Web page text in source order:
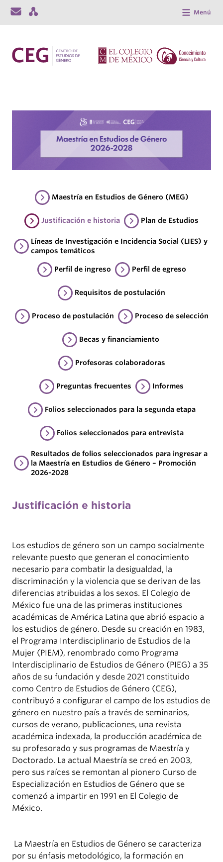
Menú
Maestría en Estudios de Género (MEG)
Justificación e historia Plan de Estudios
Líneas de Investigación e Incidencia Social (LIES) y
campos temáticos
Perfil de ingreso Perfil de egreso
Requisitos de postulación
Proceso de postulación Proceso de selección
Becas y financiamiento
Profesoras colaboradoras
Preguntas frecuentes Informes
Folios seleccionados para la segunda etapa
Folios seleccionados para entrevista
Resultados de folios seleccionados para ingresar a
la Maestría en Estudios de Género – Promoción
2026-2028
Justificación e historia
Los estudios de género son un campo socialmente
relevante puesto que generan el conocimiento
necesario para combatir la desigualdad, la
discriminación y la violencia que se derivan de las
diferencias atribuidas a los sexos. El Colegio de
México fue una de las primeras instituciones
académicas de América Latina que abrió espacio a
los estudios de género. Desde su creación en 1983,
el Programa Interdisciplinario de Estudios de la
Mujer (PIEM), renombrado como Programa
Interdisciplinario de Estudios de Género (PIEG) a 35
años de su fundación y desde 2021 constituido
como Centro de Estudios de Género (CEG),
contribuyó a configurar el campo de los estudios de
género en nuestro país a través de seminarios,
cursos de verano, publicaciones, una revista
académica indexada, la producción académica de
su profesorado y sus programas de Maestría y
Doctorado. La actual Maestría se creó en 2003,
pero sus raíces se remontan al pionero Curso de
Especialización en Estudios de Género que se
comenzó a impartir en 1991 en El Colegio de
México.
La Maestría en Estudios de Género se caracteriza
por su énfasis metodológico, la formación en